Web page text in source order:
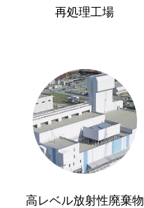
再処理工場
高レベル放射性廃棄物